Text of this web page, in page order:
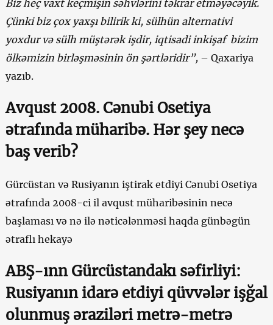
Biz heç vaxt keçmişin səhvlərini təkrar etməyəcəyik.
Çünki biz çox yaxşı bilirik ki, sülhün alternativi
yoxdur və sülh müştərək işdir, iqtisadi inkişaf bizim
ölkəmizin birləşməsinin ön şərtləridir”,– Qaxariya
yazıb.
Avqust 2008. Cənubi Osetiya
ətrafında müharibə. Hər şey necə
baş verib?
Gürcüstan və Rusiyanın iştirak etdiyi Cənubi Osetiya
ətrafında 2008-ci il avqust müharibəsinin necə
başlaması və nə ilə nəticələnməsi haqda günbəgün
ətraflı hekayə
ABŞ-ınn Gürcüstandakı səfirliyi:
Rusiyanın idarə etdiyi qüvvələr işğal
olunmuş əraziləri metrə-metrə